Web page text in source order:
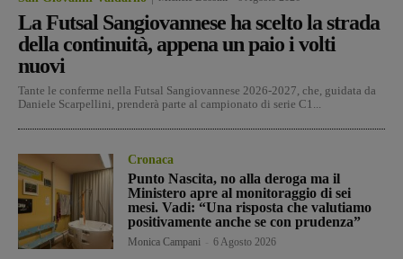
La Futsal Sangiovannese ha scelto la strada
della continuità, appena un paio i volti
nuovi
Tante le conferme nella Futsal Sangiovannese 2026-2027, che, guidata da
Daniele Scarpellini, prenderà parte al campionato di serie C1...
Cronaca
Punto Nascita, no alla deroga ma il
Ministero apre al monitoraggio di sei
mesi. Vadi: “Una risposta che valutiamo
positivamente anche se con prudenza”
Monica Campani 6 Agosto 2026